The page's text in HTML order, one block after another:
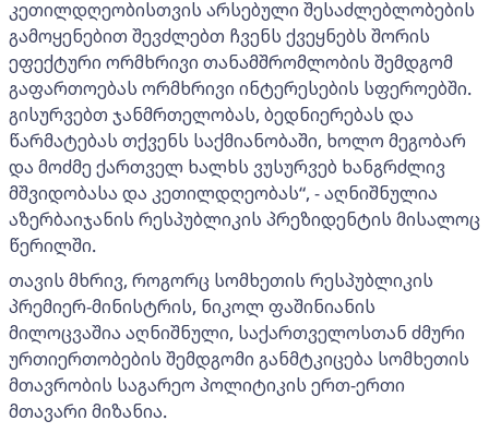
კეთილდღეობისთვის არსებული შესაძლებლობების
გამოყენებით შევძლებთ ჩვენს ქვეყნებს შორის
ეფექტური ორმხრივი თანამშრომლობის შემდგომ
გაფართოებას ორმხრივი ინტერესების სფეროებში.
გისურვებთ ჯანმრთელობას, ბედნიერებას და
წარმატებას თქვენს საქმიანობაში, ხოლო მეგობარ
და მოძმე ქართველ ხალხს ვუსურვებ ხანგრძლივ
მშვიდობასა და კეთილდღეობას“, - აღნიშნულია
აზერბაიჯანის რესპუბლიკის პრეზიდენტის მისალოც
წერილში.
თავის მხრივ, როგორც სომხეთის რესპუბლიკის
პრემიერ-მინისტრის, ნიკოლ ფაშინიანის
მილოცვაშია აღნიშნული, საქართველოსთან ძმური
ურთიერთობების შემდგომი განმტკიცება სომხეთის
მთავრობის საგარეო პოლიტიკის ერთ-ერთი
მთავარი მიზანია.